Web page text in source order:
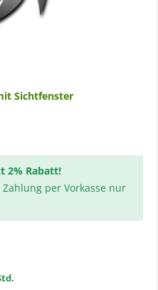
Sichtfenster
2% Rabatt!
per Vorkasse nur